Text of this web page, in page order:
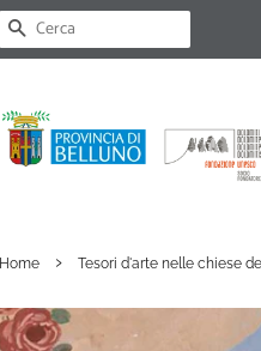
CERCA
Home › Tesori d'arte nelle chiese